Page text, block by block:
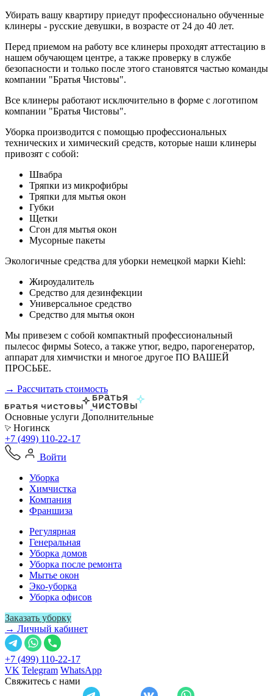
Убирать вашу квартиру приедут профессионально обученные
клинеры - русские девушки, в возрасте от 24 до 40 лет.
Перед приемом на работу все клинеры проходят аттестацию в
нашем обучающем центре, а также проверку в службе
безопасности и только после этого становятся частью команды
компании "Братья Чистовы".
Все клинеры работают исключительно в форме с логотипом
компании "Братья Чистовы".
Уборка производится с помощью профессиональных
технических и химический средств, которые наши клинеры
привозят с собой:
Швабра
Тряпки из микрофибры
Тряпки для мытья окон
Губки
Щетки
Сгон для мытья окон
Мусорные пакеты
Экологичные средства для уборки немецкой марки Kiehl:
Жироудалитель
Средство для дезинфекции
Универсальное средство
Средство для мытья окон
Мы привезем с собой компактный профессиональный
пылесос фирмы Soteco, а также утюг, ведро, парогенератор,
аппарат для химчистки и многое другое ПО ВАШЕЙ
ПРОСЬБЕ.
→ Рассчитать стоимость
Основные услуги Дополнительные
Ногинск
+7 (499) 110-22-17
Войти
Уборка
Химчистка
Компания
Франшиза
Регулярная
Генеральная
Уборка домов
Уборка после ремонта
Мытье окон
Эко-уборка
Уборка офисов
Заказать уборку
→ Личный кабинет
+7 (499) 110-22-17
VK Telegram WhatsApp
Свяжитесь с нами